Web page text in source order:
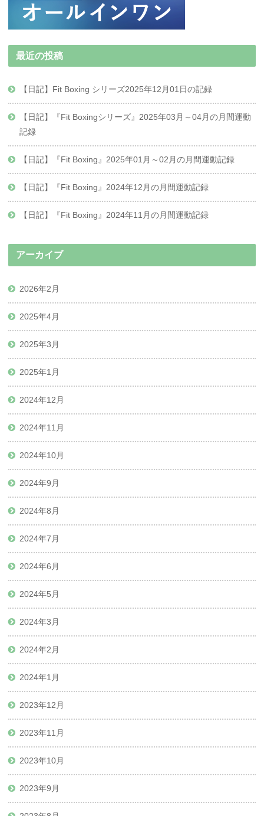
最近の投稿
【日記】Fit Boxing シリーズ2025年12月01日の記録
【日記】『Fit Boxingシリーズ』2025年03月～04月の月間運動
記録
【日記】『Fit Boxing』2025年01月～02月の月間運動記録
【日記】『Fit Boxing』2024年12月の月間運動記録
【日記】『Fit Boxing』2024年11月の月間運動記録
アーカイブ
2026年2月
2025年4月
2025年3月
2025年1月
2024年12月
2024年11月
2024年10月
2024年9月
2024年8月
2024年7月
2024年6月
2024年5月
2024年3月
2024年2月
2024年1月
2023年12月
2023年11月
2023年10月
2023年9月